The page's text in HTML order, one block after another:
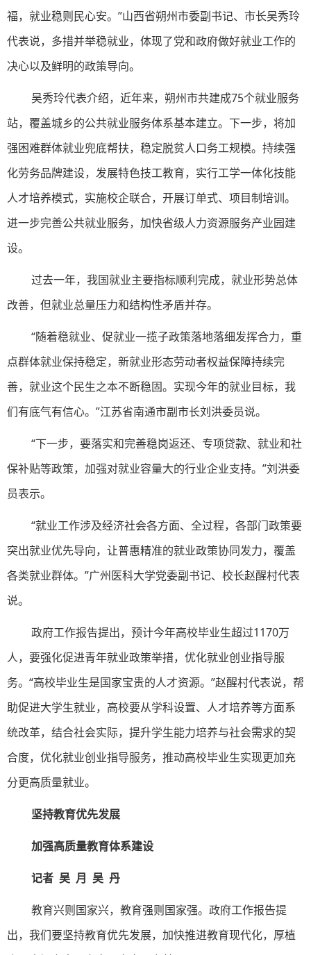
福，就业稳则民心安。”山西省朔州市委副书记、市长吴秀玲
代表说，多措并举稳就业，体现了党和政府做好就业工作的
决心以及鲜明的政策导向。
吴秀玲代表介绍，近年来，朔州市共建成75个就业服务
站，覆盖城乡的公共就业服务体系基本建立。下一步，将加
强困难群体就业兜底帮扶，稳定脱贫人口务工规模。持续强
化劳务品牌建设，发展特色技工教育，实行工学一体化技能
人才培养模式，实施校企联合，开展订单式、项目制培训。
进一步完善公共就业服务，加快省级人力资源服务产业园建
设。
过去一年，我国就业主要指标顺利完成，就业形势总体
改善，但就业总量压力和结构性矛盾并存。
“随着稳就业、促就业一揽子政策落地落细发挥合力，重
点群体就业保持稳定，新就业形态劳动者权益保障持续完
善，就业这个民生之本不断稳固。实现今年的就业目标，我
们有底气有信心。”江苏省南通市副市长刘洪委员说。
“下一步，要落实和完善稳岗返还、专项贷款、就业和社
保补贴等政策，加强对就业容量大的行业企业支持。”刘洪委
员表示。
“就业工作涉及经济社会各方面、全过程，各部门政策要
突出就业优先导向，让普惠精准的就业政策协同发力，覆盖
各类就业群体。”广州医科大学党委副书记、校长赵醒村代表
说。
政府工作报告提出，预计今年高校毕业生超过1170万
人，要强化促进青年就业政策举措，优化就业创业指导服
务。“高校毕业生是国家宝贵的人才资源。”赵醒村代表说，帮
助促进大学生就业，高校要从学科设置、人才培养等方面系
统改革，结合社会实际，提升学生能力培养与社会需求的契
合度，优化就业创业指导服务，推动高校毕业生实现更加充
分更高质量就业。
坚持教育优先发展
加强高质量教育体系建设
记者 吴 月 吴 丹
教育兴则国家兴，教育强则国家强。政府工作报告提
出，我们要坚持教育优先发展，加快推进教育现代化，厚植